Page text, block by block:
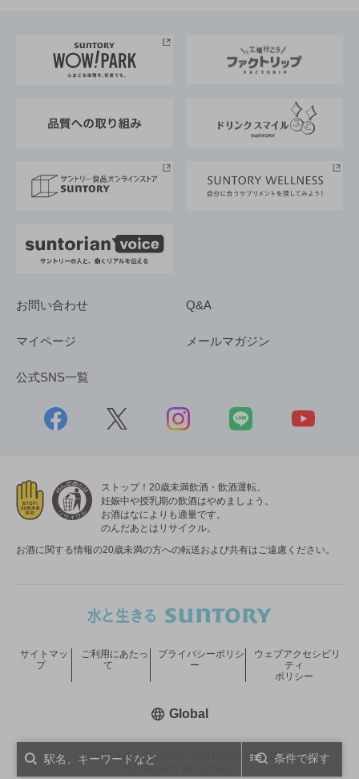
条件で探す
地域情報
サントリーサンバーズ大阪
サントリーが考えるサステナビリティ経営
企業概要
採用情報
お問い合わせ Q&A
マイページ メールマガジン
公式SNS一覧
ストップ！20歳未満飲酒・飲酒運転。
妊娠中や授乳期の飲酒はやめましょう。
お酒はなによりも適量です。
のんだあとはリサイクル。
お酒に関する情報の20歳未満の方への転送および共有はご遠慮ください。
COPYRIGHT © SUNTORY HOLDINGS LIMITED.
サイトマッ
プ
ご利用にあたっ
て
プライバシーポリシ
ー
ウェブアクセシビリ
ティ
ポリシー
Global新しいウィンドウで開く